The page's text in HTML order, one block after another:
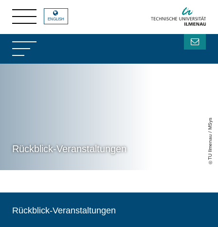
Rückblick-Veranstaltungen TU Ilmenau / MSys
ENGLISH
Rückblick-Veranstaltungen